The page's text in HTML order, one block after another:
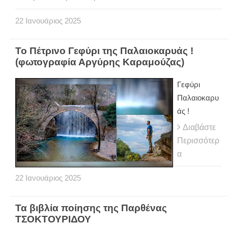
22 Ιανουάριος 2025
Το Πέτρινο Γεφύρι της Παλαιοκαρυάς !
(φωτογραφία Αργύρης Καραμούζας)
Γεφύρι
Παλαιοκαρυ
άς !
Διαβάστε
Περισσότερ
α
22 Ιανουάριος 2025
Τα βιβλία ποίησης της Παρθένας
ΤΣΟΚΤΟΥΡΙΔΟΥ